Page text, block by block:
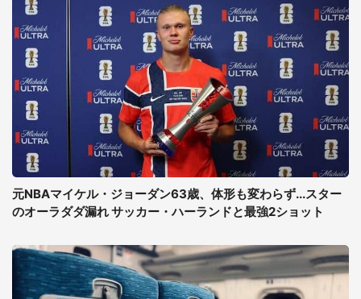
元NBAマイケル・ジョーダン63歳、体形も変わらず...スター
のオーラダダ漏れ サッカー・ハーランドと最強2ショット